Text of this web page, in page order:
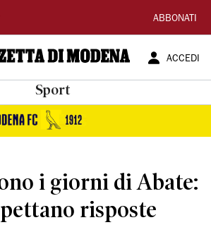
ABBONATI
ACCEDI
Sport
i giorni di Abate:
risposte